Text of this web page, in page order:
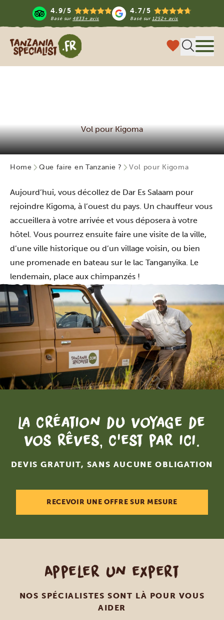
4.9/5
Basé sur 4833+ avis
4.7/5
Basé sur1252+ avis
Tanzania Specialist
Vol pour Kigoma
Home Que faire en Tanzanie ? Vol pour Kigoma
Aujourd’hui, vous décollez de Dar Es Salaam pour
rejoindre Kigoma, à l’ouest du pays. Un chauffeur vous
accueillera à votre arrivée et vous déposera à votre
hôtel. Vous pourrez ensuite faire une visite de la ville,
d’une ville historique ou d’un village voisin, ou bien
une promenade en bateau sur le lac Tanganyika. Le
lendemain, place aux chimpanzés !
La création du voyage de
vos rêves, c'est par ici.
DEVIS GRATUIT, SANS AUCUNE OBLIGATION
RECEVOIR UNE OFFRE SUR MESURE
Appeler un expert
NOS SPÉCIALISTES SONT LÀ POUR VOUS
AIDER